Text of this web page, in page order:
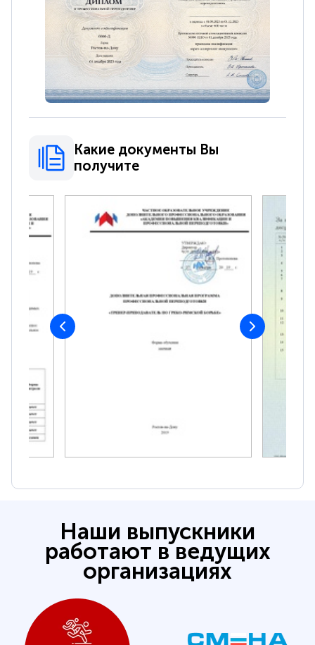
Какие документы Вы
получите
Наши выпускники
работают в ведущих
организациях